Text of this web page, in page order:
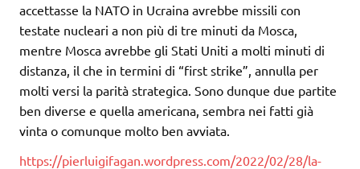
accettasse la NATO in Ucraina avrebbe missili con
testate nucleari a non più di tre minuti da Mosca,
mentre Mosca avrebbe gli Stati Uniti a molti minuti di
distanza, il che in termini di “first strike”, annulla per
molti versi la parità strategica. Sono dunque due partite
ben diverse e quella americana, sembra nei fatti già
vinta o comunque molto ben avviata.
https://pierluigifagan.wordpress.com/2022/02/28/la-